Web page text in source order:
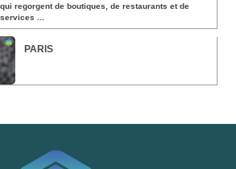
qui regorgent de boutiques, de restaurants et de
services ...
PARIS